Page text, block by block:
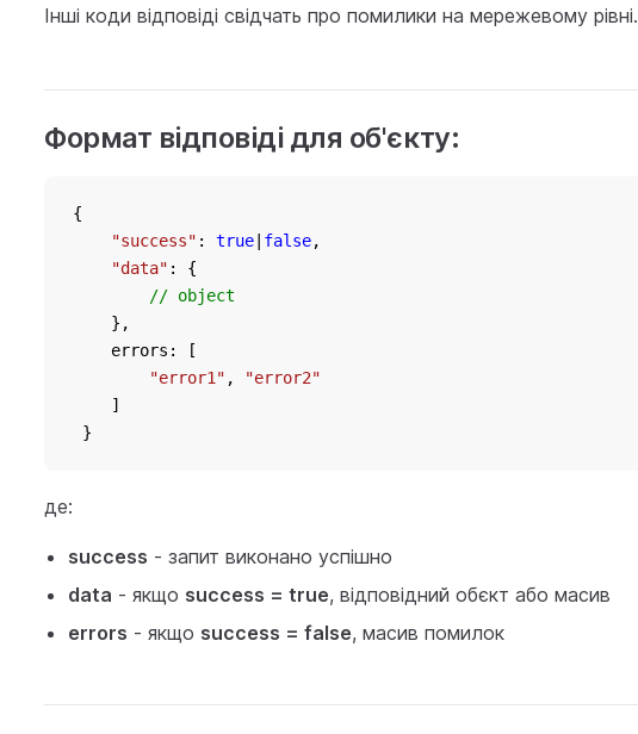
Інші коди відповіді свідчать про помилики на мережевому рівні.
Формат відповіді для об'єкту:
{
"success" : true false,
"data" : {
// object
    },
    errors: [
"error1" ,
"error2"
    ]
}
де:
success - запит виконано успішно
data - якщо success = true, відповідний обєкт або масив
errors - якщо success = false, масив помилок